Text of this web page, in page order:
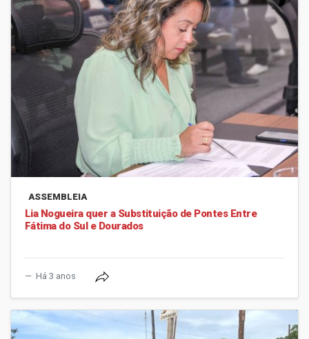
ASSEMBLEIA
Lia Nogueira quer a Substituição de Pontes Entre
Fátima do Sul e Dourados
Há 3 anos